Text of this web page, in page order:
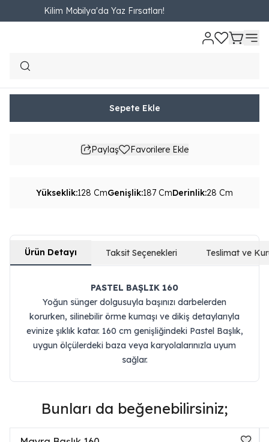
Kilim Mobilya'da Yaz Fırsatları!
Ana Sayfa YATAK ODASI Yatak Başlığı
₺ 7,690.00
Sepete Ekle
Paylaş Favorilere Ekle
Yükseklik:128 CmGenişlik:187 CmDerinlik:28 Cm
Ürün Detayı Taksit Seçenekleri Teslimat ve
PASTEL BAŞLIK 160
Yoğun sünger dolgusuyla başınızı darbelerden
korurken, silinebilir örme kumaşı ve dikiş detaylarıyla
evinize şıklık katar. 160 cm genişliğindeki Pastel Başlık,
uygun ölçülerdeki baza veya karyolalarınızla uyum
sağlar.
Bunları da beğenebilirsiniz;